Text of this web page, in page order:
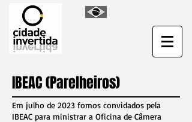
IBEAC (Parelheiros)
Em julho de 2023 fomos convidados pela
IBEAC para ministrar a Oficina de Câmera